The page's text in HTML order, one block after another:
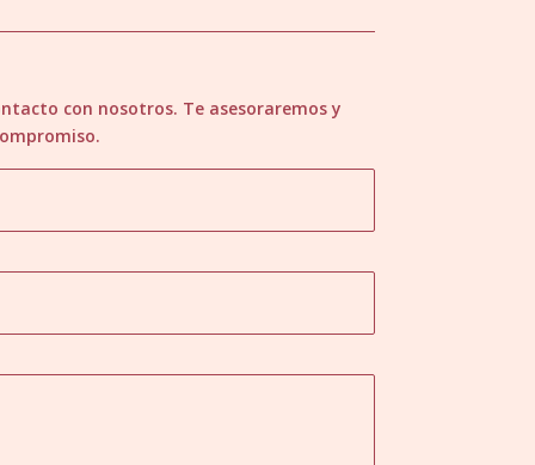
con nosotros. Te asesoraremos y